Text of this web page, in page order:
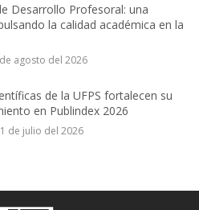
Desarrollo Profesoral: una
la calidad académica en la
agosto del 2026
de la UFPS fortalecen su
en Publindex 2026
de julio del 2026